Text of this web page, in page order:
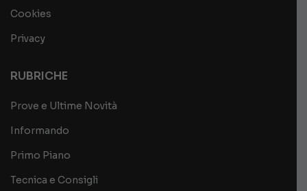
Cookies
Privacy
RUBRICHE
Prove e Ultime Novità
Informando
Primo Piano
Tecnica e Consigli